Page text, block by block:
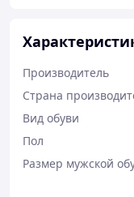
Производитель
Страна
Вид обуви
Пол
Размер мужской